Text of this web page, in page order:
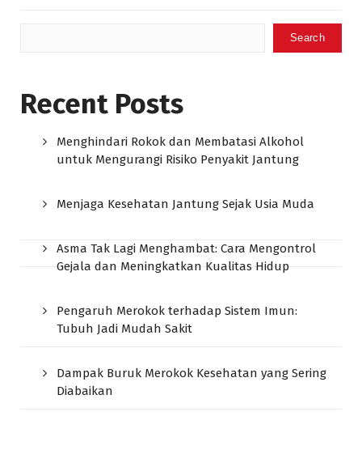
Search
Recent Posts
Menghindari Rokok dan Membatasi Alkohol
untuk Mengurangi Risiko Penyakit Jantung
Menjaga Kesehatan Jantung Sejak Usia Muda
Asma Tak Lagi Menghambat: Cara Mengontrol
Gejala dan Meningkatkan Kualitas Hidup
Pengaruh Merokok terhadap Sistem Imun:
Tubuh Jadi Mudah Sakit
Dampak Buruk Merokok Kesehatan yang Sering
Diabaikan